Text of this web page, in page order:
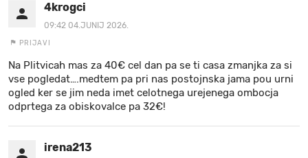
4krogci
09:42 04.JUNIJ 2026.
PRIJAVI
Na Plitvicah mas za 40€ cel dan pa se ti casa zmanjka za si
vse pogledat….medtem pa pri nas postojnska jama pou urni
ogled ker se jim neda imet celotnega urejenega ombocja
odprtega za obiskovalce pa 32€!
irena213